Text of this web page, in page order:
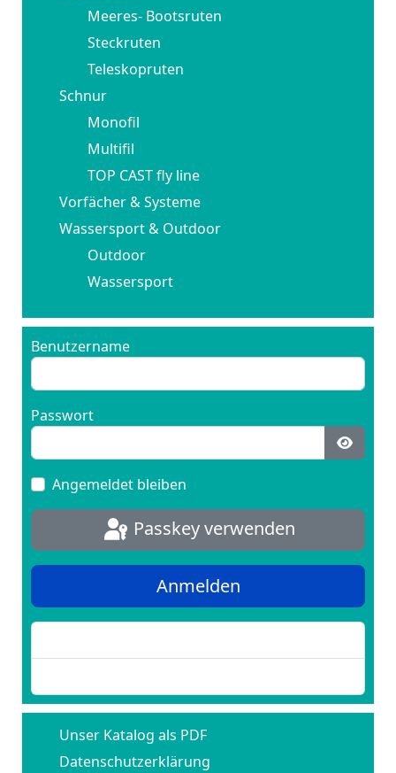
Meeres- Bootsruten
Steckruten
Teleskopruten
Schnur
Monofil
Multifil
TOP CAST fly line
Vorfächer & Systeme
Wassersport & Outdoor
Outdoor
Wassersport
Benutzername
Passwort
Angemeldet bleiben
Passkey verwenden
Anmelden
Unser Katalog als PDF
Datenschutzerklärung